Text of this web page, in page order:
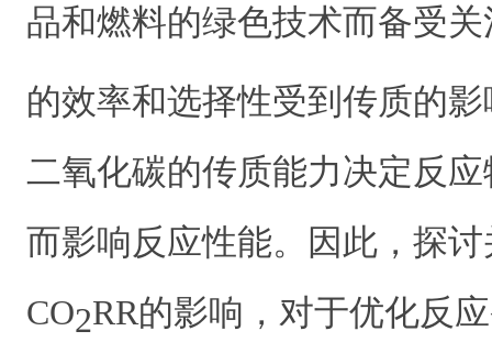
品和燃料的绿色技术而备受
的效率和选择性受到传质的
二氧化碳的传质能力决定反
而影响反应性能。因此，探
CO2RR的影响，对于优化反